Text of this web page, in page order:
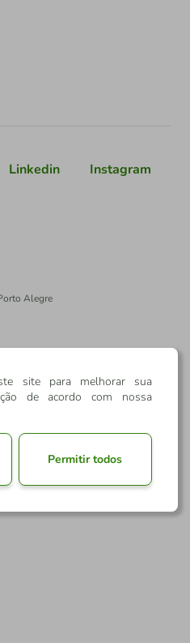
Linkedin Instagram
Alegre
site para melhorar sua
de acordo com nossa
Permitir todos